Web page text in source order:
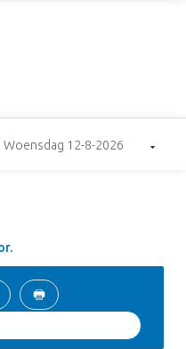
Woensdag 12-8-2026